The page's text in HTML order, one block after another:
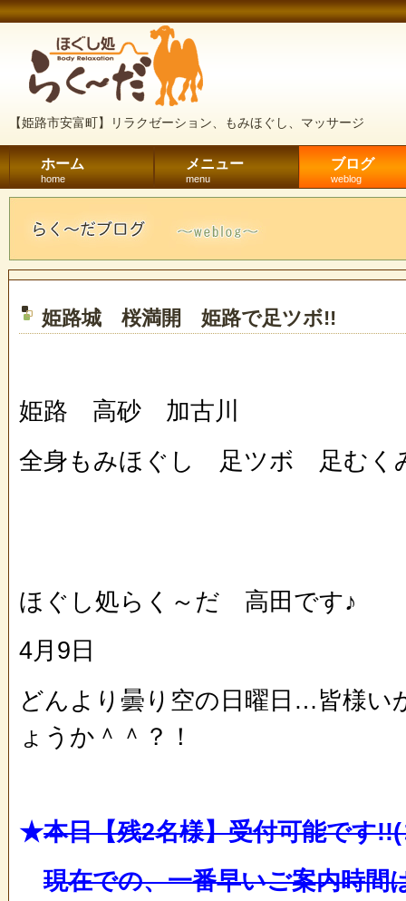
【姫路市安富町】リラクゼーション、もみほぐし、マッサージ
ホーム
home
メニュー
menu
ブログ
weblog
姫路城 桜満開 姫路で足ツボ!!
姫路 高砂 加古川
全身もみほぐし 足ツボ 足むく
ほぐし処らく～だ 高田です♪
4月9日
どんより曇り空の日曜日…皆様い
ょうか＾＾？！
★本日【残2名様】受付可能です
現在での、一番早いご案内時